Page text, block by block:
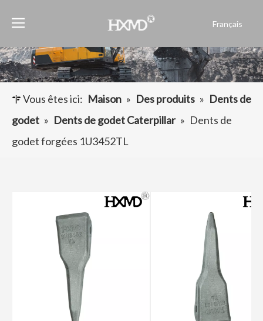
Français
العربية
Pусский
Español
Vous êtes ici: Maison » Des produits » Dents de
godet » Dents de godet Caterpillar » Dents de
godet forgées 1U3452TL